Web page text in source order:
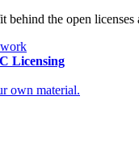
behind the open
Licensing
own material.